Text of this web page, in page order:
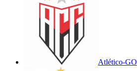
Atlético-GO